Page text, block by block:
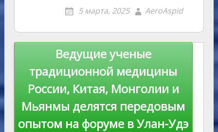
kl
as
s
ni
ki
er u
r
n
al
a
m
A
p
p
e u
st
l y
Li
n
k
5 марта, 2025 AeroAspid
Навигация
записям
Ведущие ученые
традиционной медицины
России, Китая, Монголии и
Мьянмы делятся передовым
опытом на форуме в Улан-Удэ